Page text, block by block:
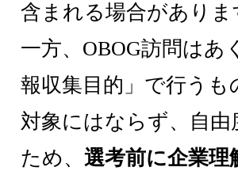
含まれる場合がありま
一方、OBOG訪問はあ
報収集目的」で行うも
対象にはならず、自由
ため、選考前に企業理